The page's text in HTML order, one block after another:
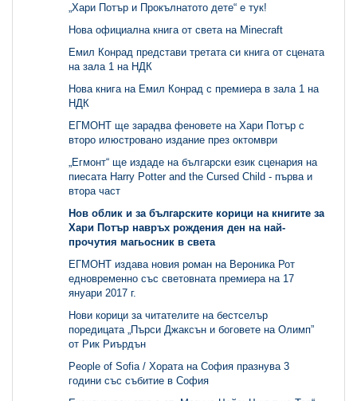
„Хари Потър и Прокълнатото дете“ е тук!
Нова официална книга от света на Minecraft
Емил Конрад представи третата си книга от сцената
на зала 1 на НДК
Нова книга на Емил Конрад с премиера в зала 1 на
НДК
ЕГМОНТ ще зарадва феновете на Хари Потър с
второ илюстровано издание през октомври
„Егмонт“ ще издаде на български език сценария на
пиесата Harry Potter and the Cursed Child - първа и
втора част
Нов облик и за българските корици на книгите за
Хари Потър навръх рождения ден на най-
прочутия магьосник в света
ЕГМОНТ издава новия роман на Вероника Рот
едновременно със световната премиера на 17
януари 2017 г.
Нови корици за читателите на бестселър
поредицата „Пърси Джаксън и боговете на Олимп”
от Рик Риърдън
People of Sofia / Хората на София празнува 3
години със събитие в София